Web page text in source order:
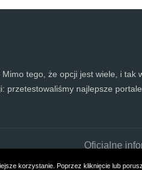
korzystanie. Poprzez kliknięcie lub
tego, że opcji jest wiele, i tak
przetestowaliśmy najlepsze
Oficjalne